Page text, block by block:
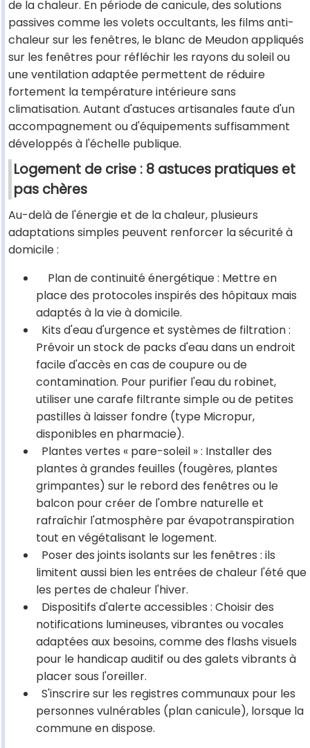
de la chaleur. En période de canicule, des solutions
passives comme les volets occultants, les films anti-
chaleur sur les fenêtres, le blanc de Meudon appliqués
sur les fenêtres pour réfléchir les rayons du soleil ou
une ventilation adaptée permettent de réduire
fortement la température intérieure sans
climatisation. Autant d'astuces artisanales faute d'un
accompagnement ou d'équipements suffisamment
développés à l'échelle publique.
Logement de crise : 8 astuces pratiques et
pas chères
Au-delà de l'énergie et de la chaleur, plusieurs
adaptations simples peuvent renforcer la sécurité à
domicile :
Plan de continuité énergétique : Mettre en
place des protocoles inspirés des hôpitaux mais
adaptés à la vie à domicile.
Kits d'eau d'urgence et systèmes de filtration :
Prévoir un stock de packs d'eau dans un endroit
facile d'accès en cas de coupure ou de
contamination. Pour purifier l'eau du robinet,
utiliser une carafe filtrante simple ou de petites
pastilles à laisser fondre (type Micropur,
disponibles en pharmacie).
Plantes vertes « pare-soleil » : Installer des
plantes à grandes feuilles (fougères, plantes
grimpantes) sur le rebord des fenêtres ou le
balcon pour créer de l'ombre naturelle et
rafraîchir l'atmosphère par évapotranspiration
tout en végétalisant le logement.
Poser des joints isolants sur les fenêtres : ils
limitent aussi bien les entrées de chaleur l'été que
les pertes de chaleur l'hiver.
Dispositifs d'alerte accessibles : Choisir des
notifications lumineuses, vibrantes ou vocales
adaptées aux besoins, comme des flashs visuels
pour le handicap auditif ou des galets vibrants à
placer sous l'oreiller.
S'inscrire sur les registres communaux pour les
personnes vulnérables (plan canicule), lorsque la
commune en dispose.